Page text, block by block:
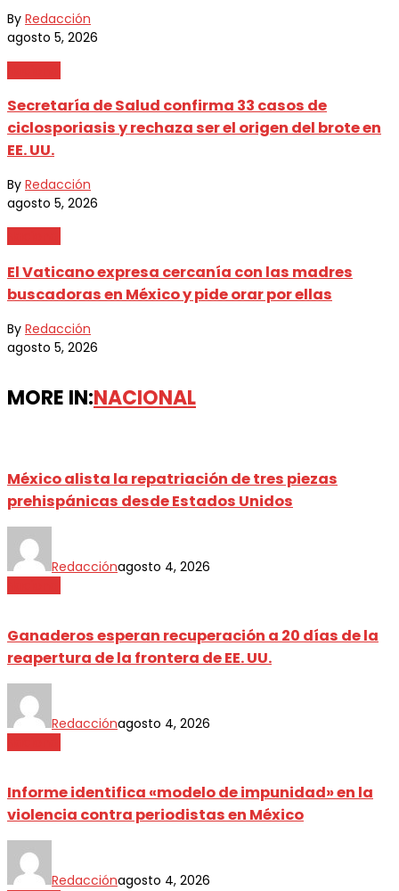
By Redacción
agosto 5, 2026
Secretaría de Salud confirma 33 casos de
ciclosporiasis y rechaza ser el origen del brote en
EE. UU.
By Redacción
agosto 5, 2026
El Vaticano expresa cercanía con las madres
buscadoras en México y pide orar por ellas
By Redacción
agosto 5, 2026
MORE IN:NACIONAL
México alista la repatriación de tres piezas
prehispánicas desde Estados Unidos
Redacciónagosto 4, 2026
Ganaderos esperan recuperación a 20 días de la
reapertura de la frontera de EE. UU.
Redacciónagosto 4, 2026
Informe identifica «modelo de impunidad» en la
violencia contra periodistas en México
Redacciónagosto 4, 2026